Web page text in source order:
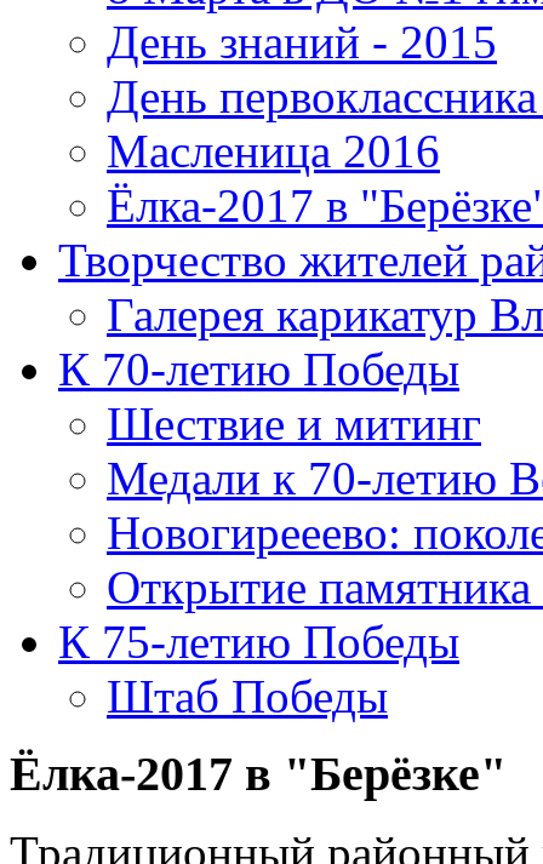
День знаний - 2015
День
Масленица 2016
Ёлка-2017 в
Творчество жителей
Галерея карикатур
К 70-летию Победы
Шествие и митинг
Медали к 70-летию
Новогирееево:
Открытие памятника
К 75-летию Победы
Штаб Победы
Ёлка-2017 в "Берёзке"
Традиционный районный